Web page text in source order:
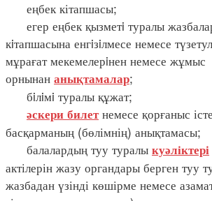
еңбек кітапшасы;
егер еңбек қызметi туралы
кiтапшасына енгiзiлмесе немесе
мұрағат мекемелерiнен немесе жұмыс
орнынан анықтамалар;
бiлiмi туралы құжат;
әскери билетнемесе қорғаныс
басқарманың (бөлімнің) анықтамасы;
балалардың туу туралы куәліктері
актілерін жазу органдары берген туу
жазбадан үзінді көшірме немесе